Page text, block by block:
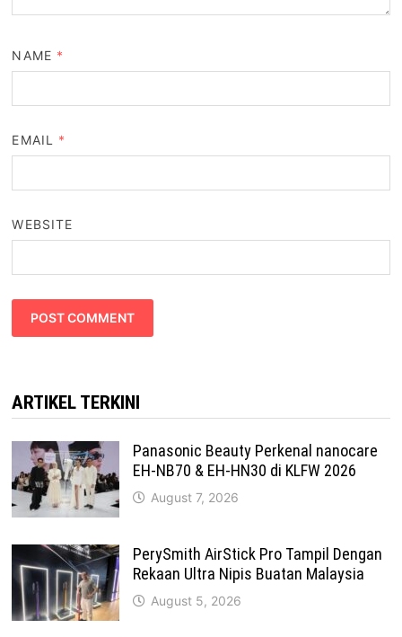
NAME *
EMAIL *
WEBSITE
ARTIKEL TERKINI
Panasonic Beauty Perkenal nanocare
EH-NB70 & EH-HN30 di KLFW 2026
August 7, 2026
PerySmith AirStick Pro Tampil Dengan
Rekaan Ultra Nipis Buatan Malaysia
August 5, 2026